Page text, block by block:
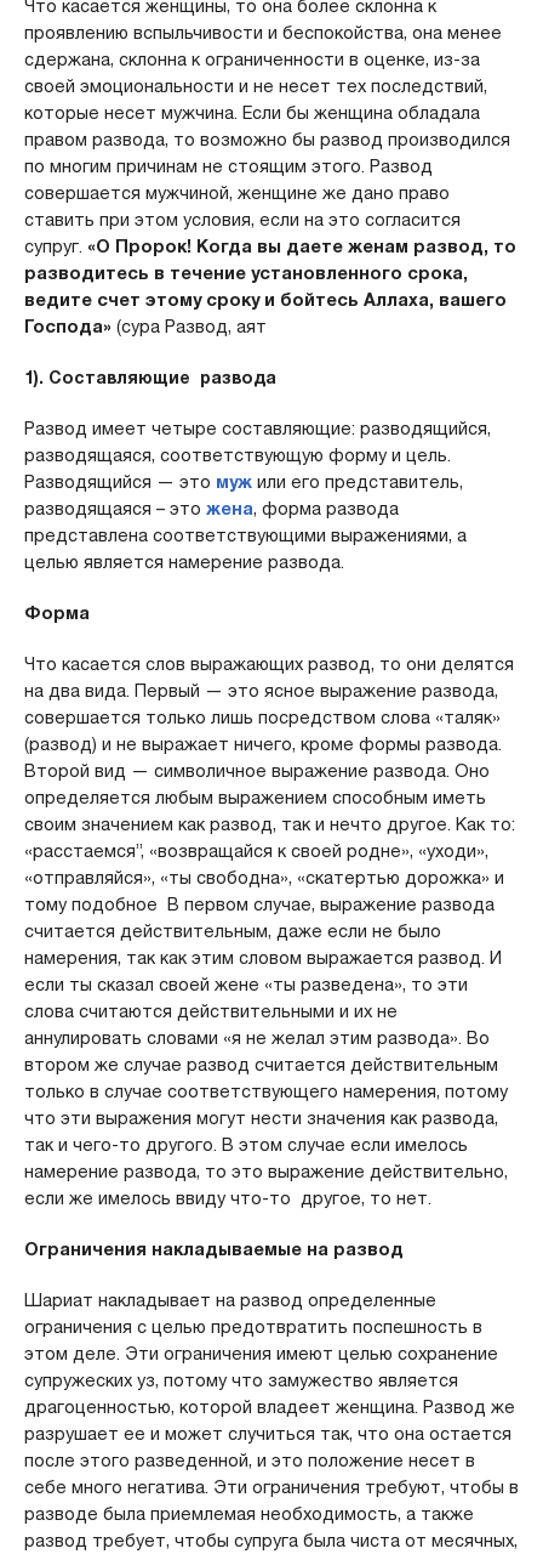
Что касается женщины, то она более склонна к
проявлению вспыльчивости и беспокойства, она менее
сдержана, склонна к ограниченности в оценке, из-за
своей эмоциональности и не несет тех последствий,
которые несет мужчина. Если бы женщина обладала
правом развода, то возможно бы развод производился
по многим причинам не стоящим этого. Развод
совершается мужчиной, женщине же дано право
ставить при этом условия, если на это согласится
супруг. «О Пророк! Когда вы даете женам развод, то
разводитесь в течение установленного срока,
ведите счет этому сроку и бойтесь Аллаха, вашего
Господа» (сура Развод, аят
1). Составляющие развода
Развод имеет четыре составляющие: разводящийся,
разводящаяся, соответствующую форму и цель.
Разводящийся — это мужили его представитель,
разводящаяся – это жена, форма развода
представлена соответствующими выражениями, а
целью является намерение развода.
Форма
Что касается слов выражающих развод, то они делятся
на два вида. Первый — это ясное выражение развода,
совершается только лишь посредством слова «таляк»
(развод) и не выражает ничего, кроме формы развода.
Второй вид — символичное выражение развода. Оно
определяется любым выражением способным иметь
своим значением как развод, так и нечто другое. Как то:
«расстаемся”, «возвращайся к своей родне», «уходи»,
«отправляйся», «ты свободна», «скатертью дорожка» и
тому подобное В первом случае, выражение развода
считается действительным, даже если не было
намерения, так как этим словом выражается развод. И
если ты сказал своей жене «ты разведена», то эти
слова считаются действительными и их не
аннулировать словами «я не желал этим развода». Во
втором же случае развод считается действительным
только в случае соответствующего намерения, потому
что эти выражения могут нести значения как развода,
так и чего-то другого. В этом случае если имелось
намерение развода, то это выражение действительно,
если же имелось ввиду что-то другое, то нет.
Ограничения накладываемые на развод
Шариат накладывает на развод определенные
ограничения с целью предотвратить поспешность в
этом деле. Эти ограничения имеют целью сохранение
супружеских уз, потому что замужество является
драгоценностью, которой владеет женщина. Развод же
разрушает ее и может случиться так, что она остается
после этого разведенной, и это положение несет в
себе много негатива. Эти ограничения требуют, чтобы в
разводе была приемлемая необходимость, а также
развод требует, чтобы супруга была чиста от месячных,